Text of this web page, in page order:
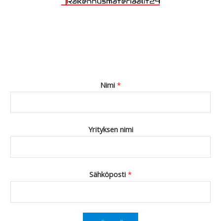
Nimi *
Yrityksen nimi
Sähköposti *